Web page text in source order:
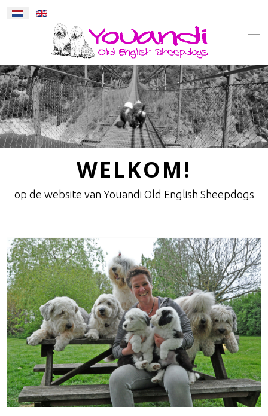
Selecteer de taal
Mobile Menu Toggle Off-
WELKOM!
op de website van Youandi Old English Sheepdogs